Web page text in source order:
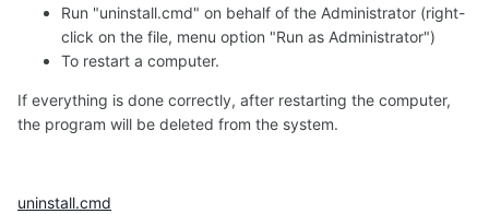
Run "uninstall.cmd" on behalf of the Administrator (right-
click on the file, menu option "Run as Administrator")
To restart a computer.
If everything is done correctly, after restarting the computer,
the program will be deleted from the system.
uninstall.cmd